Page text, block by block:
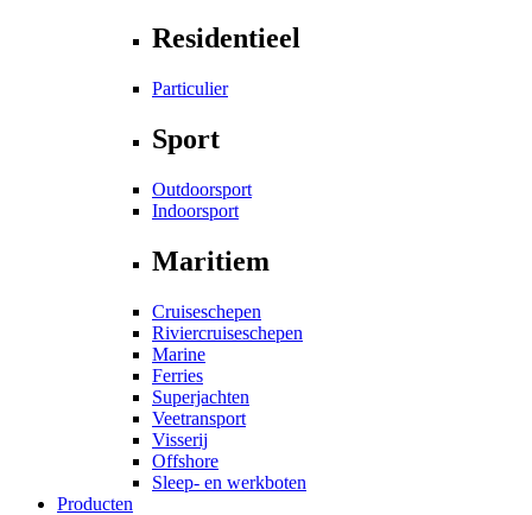
Residentieel
Particulier
Sport
Outdoorsport
Indoorsport
Maritiem
Cruiseschepen
Riviercruiseschepen
Marine
Ferries
Superjachten
Veetransport
Visserij
Offshore
Sleep- en werkboten
Producten